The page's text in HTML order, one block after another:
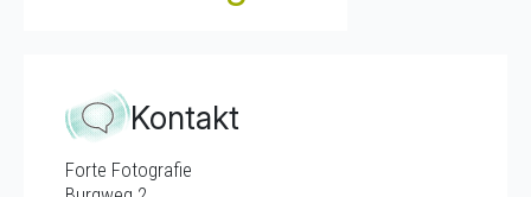
Kontakt
Forte Fotografie